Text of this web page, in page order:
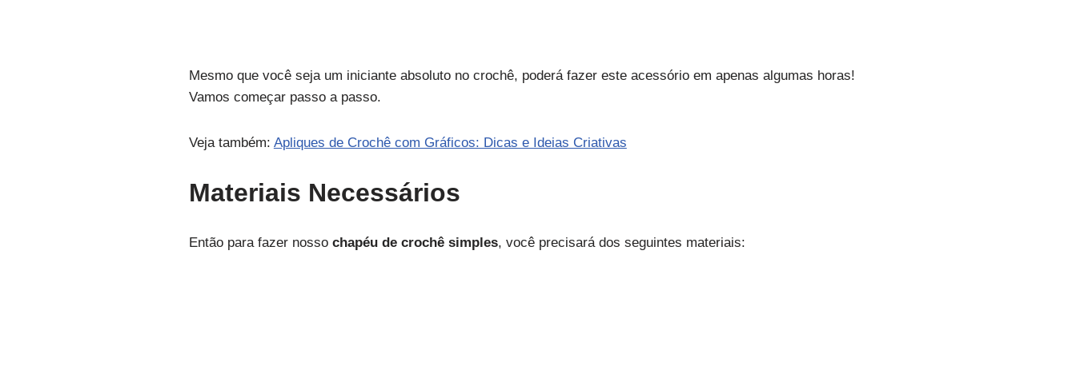
Mesmo que você seja um iniciante absoluto no crochê, poderá fazer este acessório em apenas algumas horas!
Vamos começar passo a passo.
Veja também: Apliques de Crochê com Gráficos: Dicas e Ideias Criativas
Materiais Necessários
Então para fazer nosso chapéu de crochê simples, você precisará dos seguintes materiais: